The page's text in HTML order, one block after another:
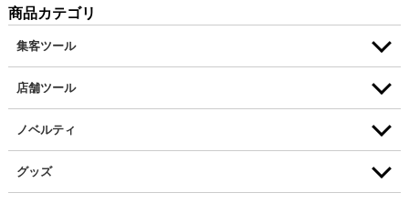
商品カテゴリ
集客ツール
店舗ツール
ノベルティ
グッズ